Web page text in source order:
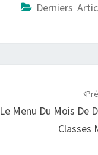
Derniers
Le Menu Du Mois De
Classes